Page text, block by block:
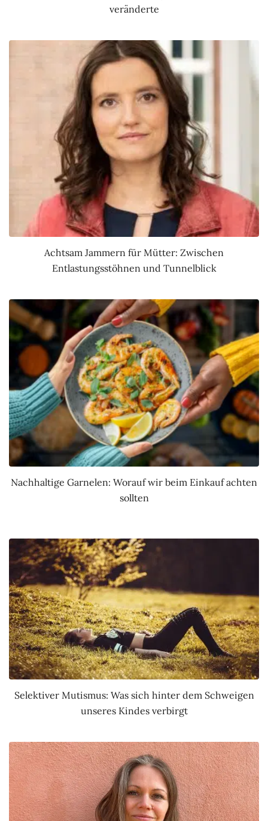
veränderte
Achtsam Jammern für Mütter: Zwischen
Entlastungsstöhnen und Tunnelblick
Nachhaltige Garnelen: Worauf wir beim Einkauf achten
sollten
Selektiver Mutismus: Was sich hinter dem Schweigen
unseres Kindes verbirgt